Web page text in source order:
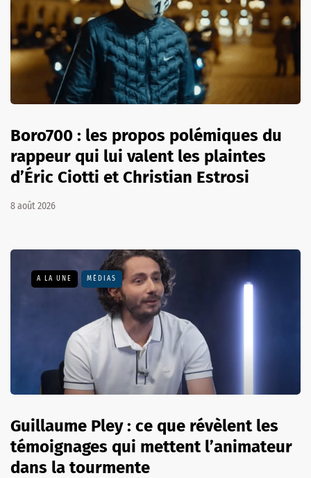
Boro700 : les propos polémiques du
rappeur qui lui valent les plaintes
d’Éric Ciotti et Christian Estrosi
8 août 2026
A LA UNE MÉDIAS
Guillaume Pley : ce que révèlent les
témoignages qui mettent l’animateur
dans la tourmente